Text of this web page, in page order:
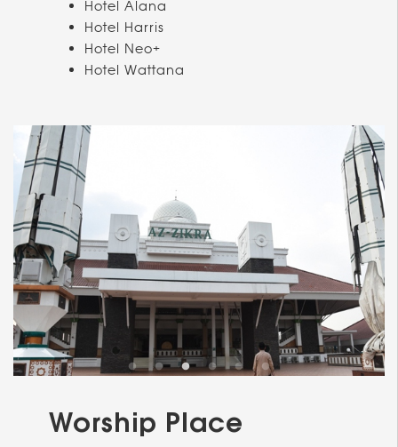
Hotel Alana
Hotel Harris
Hotel Neo+
Hotel Wattana
Worship Place